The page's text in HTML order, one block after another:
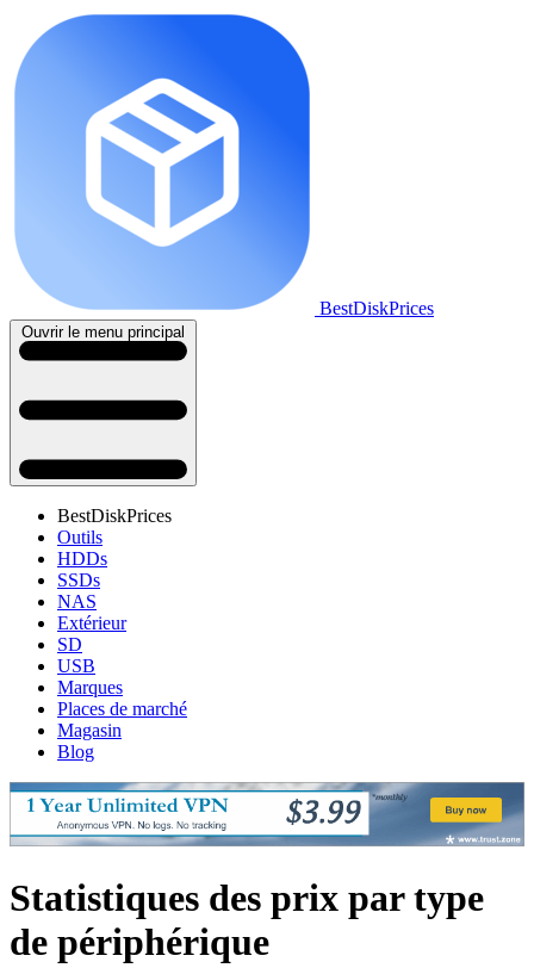
BestDiskPrices
Ouvrir le menu principal
BestDiskPrices
Outils
HDDs
SSDs
NAS
Extérieur
SD
USB
Marques
Places de marché
Magasin
Blog
Statistiques des prix par type
de périphérique